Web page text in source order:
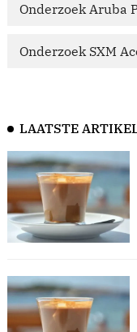
Onderzoek Aruba
Onderzoek SXM
LAATSTE